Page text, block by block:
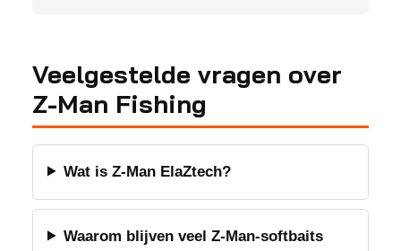
Veelgestelde vragen over
Z-Man Fishing
Wat is Z-Man ElaZtech?
Waarom blijven veel Z-Man-softbaits